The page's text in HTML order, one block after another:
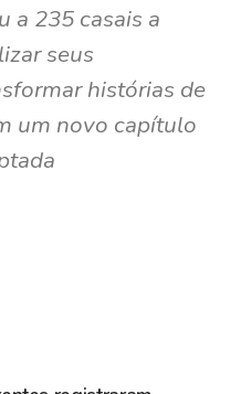
a 235 casais a
seus
histórias de
um novo capítulo